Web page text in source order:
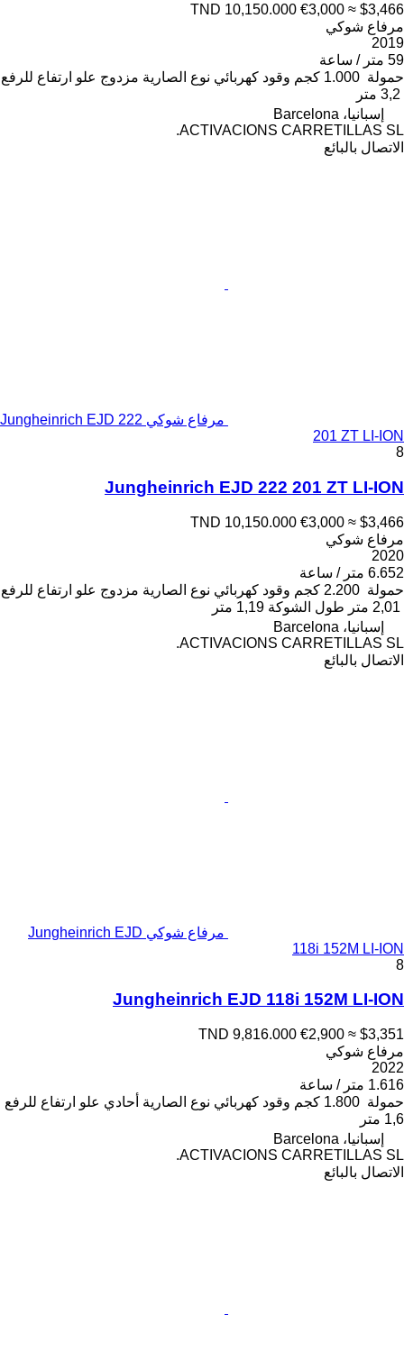
TND 10,150.000 €3,000 ≈ $3,466
مرفاع شوكي
2019
59 متر / ساعة
حمولة 1.000 كجم وقود كهربائي نوع الصارية مزدوج علو ارتفاع للرفع
3,2 متر
إسبانيا، Barcelona
ACTIVACIONS CARRETILLAS SL.
الاتصال بالبائع
مرفاع شوكي Jungheinrich EJD 222
201 ZT LI-ION
8
Jungheinrich EJD 222 201 ZT LI-ION
TND 10,150.000 €3,000 ≈ $3,466
مرفاع شوكي
2020
6.652 متر / ساعة
حمولة 2.200 كجم وقود كهربائي نوع الصارية مزدوج علو ارتفاع للرفع
2,01 متر
طول الشوكة 1,19 متر
إسبانيا، Barcelona
ACTIVACIONS CARRETILLAS SL.
الاتصال بالبائع
مرفاع شوكي Jungheinrich EJD
118i 152M LI-ION
8
Jungheinrich EJD 118i 152M LI-ION
TND 9,816.000 €2,900 ≈ $3,351
مرفاع شوكي
2022
1.616 متر / ساعة
حمولة 1.800 كجم وقود كهربائي نوع الصارية أحادي علو ارتفاع للرفع
1,6 متر
إسبانيا، Barcelona
ACTIVACIONS CARRETILLAS SL.
الاتصال بالبائع